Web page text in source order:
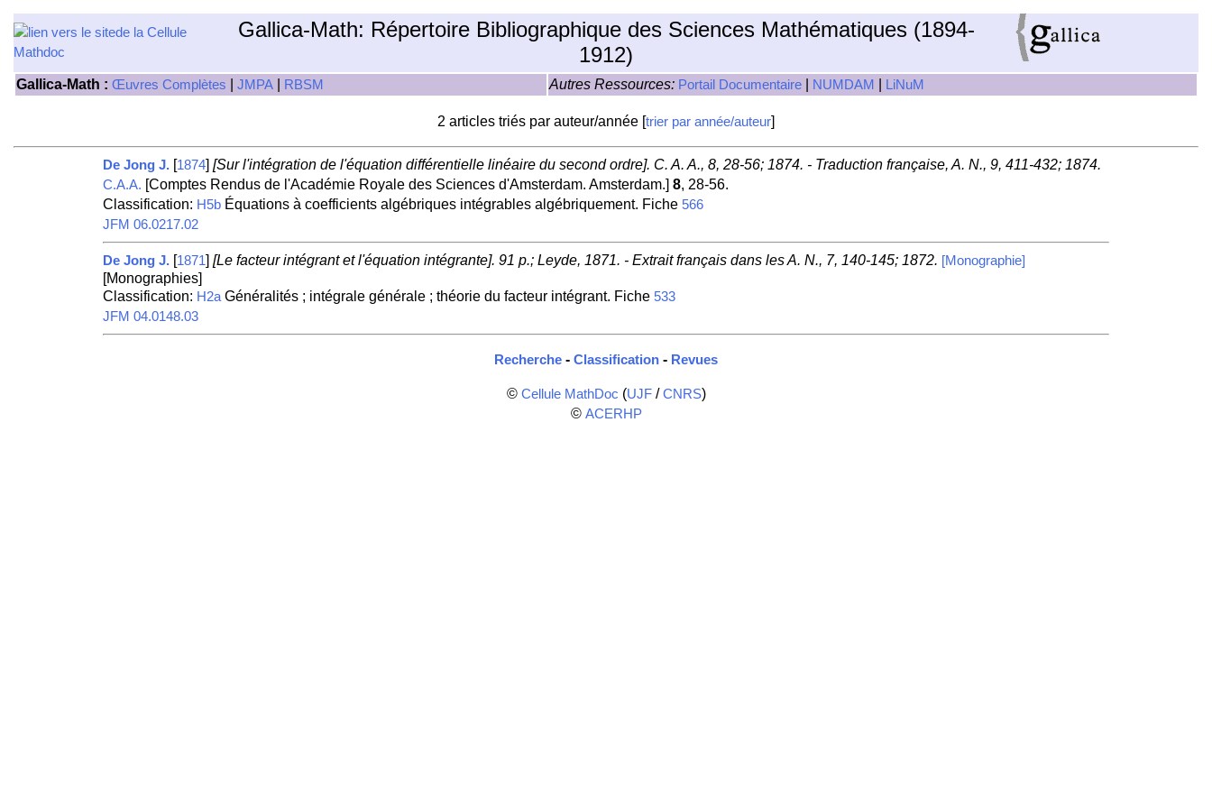
Gallica-Math: Répertoire Bibliographique des Sciences Mathématiques (1894-
1912)
Gallica-Math : Œuvres Complètes JMPA RBSM Autres Ressources: Portail Documentaire NUMDAM LiNuM
2 articles triés par auteur/année [trier par année/auteur]
De Jong J. [1874] [Sur l'intégration de l'équation différentielle linéaire du second ordre]. C. A. A., 8, 28-56; 1874. - Traduction française, A. N., 9, 411-432; 1874.
C.A.A. [Comptes Rendus de l'Académie Royale des Sciences d'Amsterdam. Amsterdam.] 8, 28-56.
Classification: H5bÉquations à coefficients algébriques intégrables algébriquement. Fiche 566
JFM 06.0217.02
De Jong J. [1871] [Le facteur intégrant et l'équation intégrante]. 91 p.; Leyde, 1871. - Extrait français dans les A. N., 7, 140-145; 1872. [Monographie]
[Monographies]
Classification: H2aGénéralités ; intégrale générale ; théorie du facteur intégrant. Fiche 533
JFM 04.0148.03
Recherche - Classification - Revues
© Cellule MathDoc (UJF/CNRS)
© ACERHP